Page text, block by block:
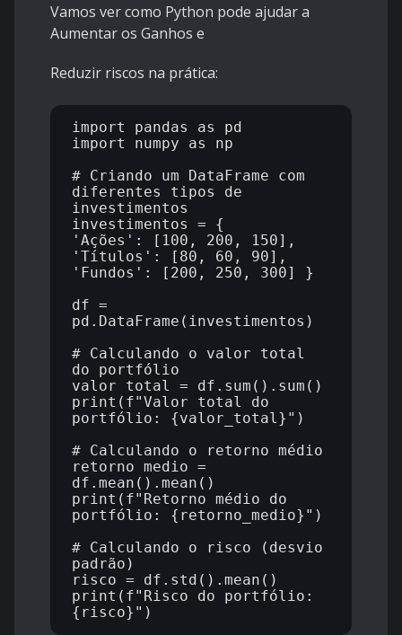
Vamos ver como Python pode ajudar a
Aumentar os Ganhos e
Reduzir riscos na prática:
import pandas as pd
import numpy as np
# Criando um DataFrame com
diferentes tipos de
investimentos
investimentos = {
'Ações': [100, 200, 150],
'Títulos': [80, 60, 90],
'Fundos': [200, 250, 300] }
df =
pd.DataFrame(investimentos)
# Calculando o valor total
do portfólio
valor_total = df.sum().sum()
print(f"Valor total do
portfólio: {valor_total}")
# Calculando o retorno médio
retorno_medio =
df.mean().mean()
print(f"Retorno médio do
portfólio: {retorno_medio}")
# Calculando o risco (desvio
padrão)
risco = df.std().mean()
print(f"Risco do portfólio: